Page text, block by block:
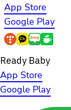
App Store
Google Play
Ready Baby
App Store
Google Play